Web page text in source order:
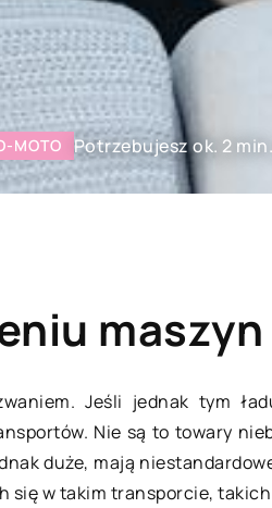
MOTO Potrzebujesz ok. 2
maszyn
Jeśli jednak tym
Nie są to towary
duże, mają
się w takim transporcie,
TECHNIKA I AUTO-MOTO